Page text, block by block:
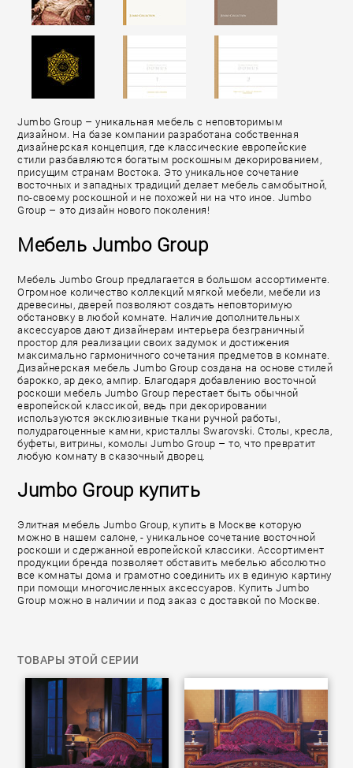
Jumbo Group – уникальная мебель с неповторимым
дизайном. На базе компании разработана собственная
дизайнерская концепция, где классические европейские
стили разбавляются богатым роскошным декорированием,
присущим странам Востока. Это уникальное сочетание
восточных и западных традиций делает мебель самобытной,
по-своему роскошной и не похожей ни на что иное. Jumbo
Group – это дизайн нового поколения!
Мебель Jumbo Group
Мебель Jumbo Group предлагается в большом ассортименте.
Огромное количество коллекций мягкой мебели, мебели из
древесины, дверей позволяют создать неповторимую
обстановку в любой комнате. Наличие дополнительных
аксессуаров дают дизайнерам интерьера безграничный
простор для реализации своих задумок и достижения
максимально гармоничного сочетания предметов в комнате.
Дизайнерская мебель Jumbo Group создана на основе стилей
барокко, ар деко, ампир. Благодаря добавлению восточной
роскоши мебель Jumbo Group перестает быть обычной
европейской классикой, ведь при декорировании
используются эксклюзивные ткани ручной работы,
полудрагоценные камни, кристаллы Swarovski. Столы, кресла,
буфеты, витрины, комолы Jumbo Group – то, что превратит
любую комнату в сказочный дворец.
Jumbo Group купить
Элитная мебель Jumbo Group, купить в Москве которую
можно в нашем салоне, - уникальное сочетание восточной
роскоши и сдержанной европейской классики. Ассортимент
продукции бренда позволяет обставить мебелью абсолютно
все комнаты дома и грамотно соединить их в единую картину
при помощи многочисленных аксессуаров. Купить Jumbo
Group можно в наличии и под заказ с доставкой по Москве.
ТОВАРЫ ЭТОЙ СЕРИИ